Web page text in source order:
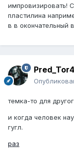
импровизировать!
пластилина
в в окончательный
Pred_Tor4
темка-то для
и когда человек
гугл.
раз